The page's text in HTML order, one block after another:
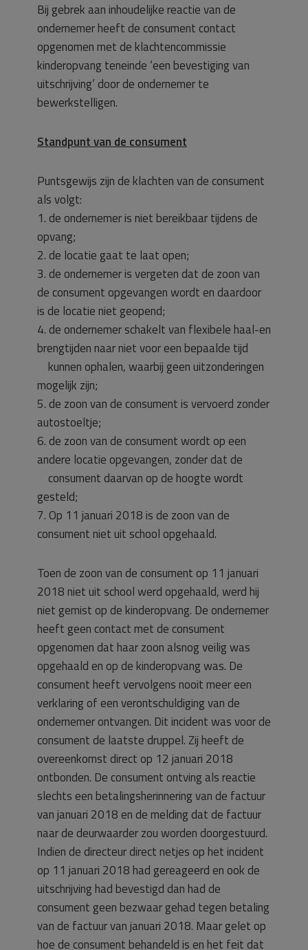
Bij gebrek aan inhoudelijke reactie van de
ondernemer heeft de consument contact
opgenomen met de klachtencommissie
kinderopvang teneinde ‘een bevestiging van
uitschrijving’ door de ondernemer te
bewerkstelligen.
Standpunt van de consument
Puntsgewijs zijn de klachten van de consument
als volgt:
1. de ondernemer is niet bereikbaar tijdens de
opvang;
2. de locatie gaat te laat open;
3. de ondernemer is vergeten dat de zoon van
de consument opgevangen wordt en daardoor
is de locatie niet geopend;
4. de ondernemer schakelt van flexibele haal-en
brengtijden naar niet voor een bepaalde tijd
kunnen ophalen, waarbij geen uitzonderingen
mogelijk zijn;
5. de zoon van de consument is vervoerd zonder
autostoeltje;
6. de zoon van de consument wordt op een
andere locatie opgevangen, zonder dat de
consument daarvan op de hoogte wordt
gesteld;
7. Op 11 januari 2018 is de zoon van de
consument niet uit school opgehaald.
Toen de zoon van de consument op 11 januari
2018 niet uit school werd opgehaald, werd hij
niet gemist op de kinderopvang. De ondernemer
heeft geen contact met de consument
opgenomen dat haar zoon alsnog veilig was
opgehaald en op de kinderopvang was. De
consument heeft vervolgens nooit meer een
verklaring of een verontschuldiging van de
ondernemer ontvangen. Dit incident was voor de
consument de laatste druppel. Zij heeft de
overeenkomst direct op 12 januari 2018
ontbonden. De consument ontving als reactie
slechts een betalingsherinnering van de factuur
van januari 2018 en de melding dat de factuur
naar de deurwaarder zou worden doorgestuurd.
Indien de directeur direct netjes op het incident
op 11 januari 2018 had gereageerd en ook de
uitschrijving had bevestigd dan had de
consument geen bezwaar gehad tegen betaling
van de factuur van januari 2018. Maar gelet op
hoe de consument behandeld is en het feit dat